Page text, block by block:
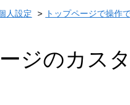
人設定 トップページで操作
ジのカス